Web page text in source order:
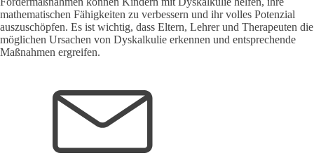
mathematischen Fähigkeiten zu verbessern und ihr volles Potenzial
auszuschöpfen. Es ist wichtig, dass Eltern, Lehrer und Therapeuten die
möglichen Ursachen von Dyskalkulie erkennen und entsprechende
Maßnahmen ergreifen.